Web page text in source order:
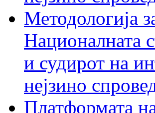
Методологија
Националната
и судирот на
нејзино
Платформата